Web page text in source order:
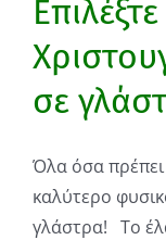
σε
Όλα όσα πρέπει
καλύτερο
γλάστρα! Το